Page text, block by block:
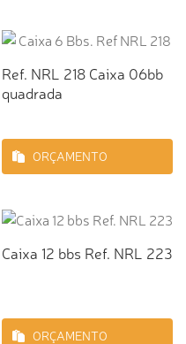
Ref. NRL 218 Caixa 06bb
quadrada
ORÇAMENTO
Caixa 12 bbs Ref. NRL 223
ORÇAMENTO